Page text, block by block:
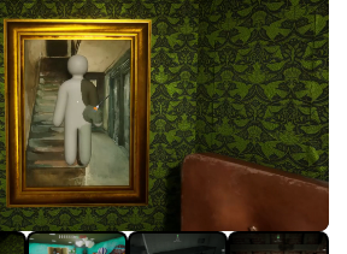
その他の言語
英語
スペイン語 - スペイン
中国語（簡体字）
韓国語
フランス語
イタリア語
ドイツ語
アラビア語
ポルトガル語－ブラジル
ロシア語
中国語（繁体字）
トルコ語